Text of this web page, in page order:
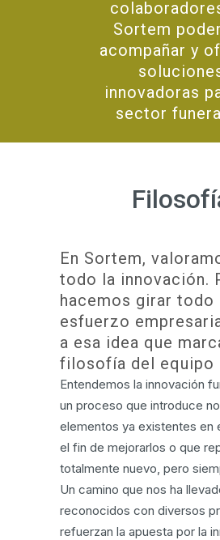
Sortem
acompañar y
innovadoras
sector
En Sortem,
todo la innovación.
hacemos girar todo
esfuerzo
a esa idea que
filosofía del equipo
Entendemos la innovación
un proceso que introduce
elementos ya existentes en
el fin de mejorarlos o que
totalmente nuevo, pero
Un camino que nos ha
reconocidos con diversos
refuerzan la apuesta por la